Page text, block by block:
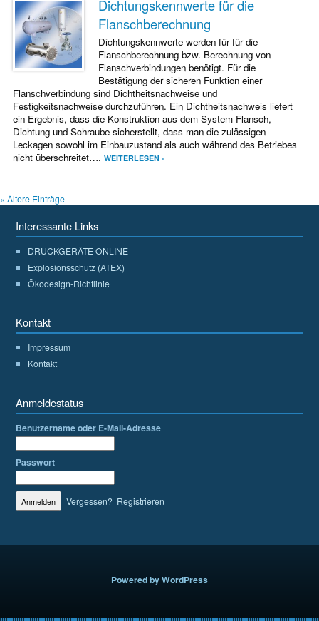
Dichtungskennwerte für die
Flanschberechnung
Dichtungskennwerte werden für für die
Flanschberechnung bzw. Berechnung von
Flanschverbindungen benötigt. Für die
Bestätigung der sicheren Funktion einer
Flanschverbindung sind Dichtheitsnachweise und
Festigkeitsnachweise durchzuführen. Ein Dichtheitsnachweis liefert
ein Ergebnis, dass die Konstruktion aus dem System Flansch,
Dichtung und Schraube sicherstellt, dass man die zulässigen
Leckagen sowohl im Einbauzustand als auch während des Betriebes
nicht überschreitet…. WEITERLESEN ›
« Ältere Einträge
Interessante Links
DRUCKGERÄTE ONLINE
Explosionsschutz (ATEX)
Ökodesign-Richtlinie
Kontakt
Impressum
Kontakt
Anmeldestatus
Benutzername oder E-Mail-Adresse
Passwort
Vergessen? Registrieren
Powered by WordPress